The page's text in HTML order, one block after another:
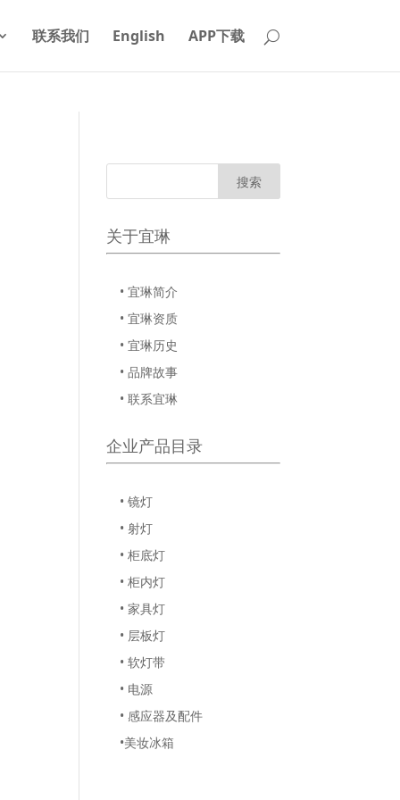
联系我们 English APP下载
关于宜琳
• 宜琳简介
• 宜琳资质
• 宜琳历史
• 品牌故事
• 联系宜琳
企业产品目录
• 镜灯
• 射灯
• 柜底灯
• 柜内灯
• 家具灯
• 层板灯
• 软灯带
• 电源
• 感应器及配件
•美妆冰箱